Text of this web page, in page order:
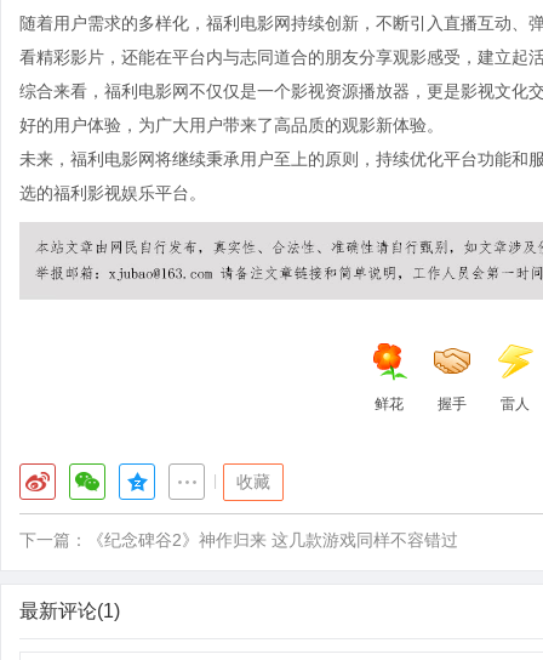
随着用户需求的多样化，福利电影网持续创新，不断引入直播互动
看精彩影片，还能在平台内与志同道合的朋友分享观影感受，建立起
综合来看，福利电影网不仅仅是一个影视资源播放器，更是影视文化
好的用户体验，为广大用户带来了高品质的观影新体验。
未来，福利电影网将继续秉承用户至上的原则，持续优化平台功能和
选的福利影视娱乐平台。
鲜花 握手 雷人
收藏
下一篇： 《纪念碑谷2》神作归来 这几款游戏同样不容错过
最新评论(1)